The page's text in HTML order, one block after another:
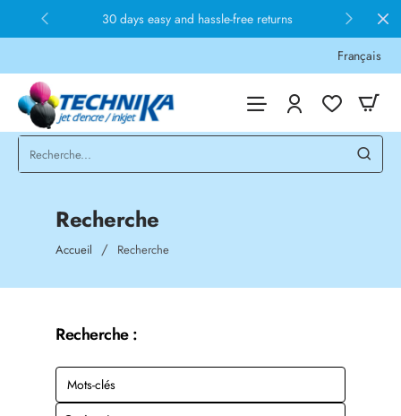
30 days easy and hassle-free returns
Français
Recherche
Accueil homeRecherche
Recherche :